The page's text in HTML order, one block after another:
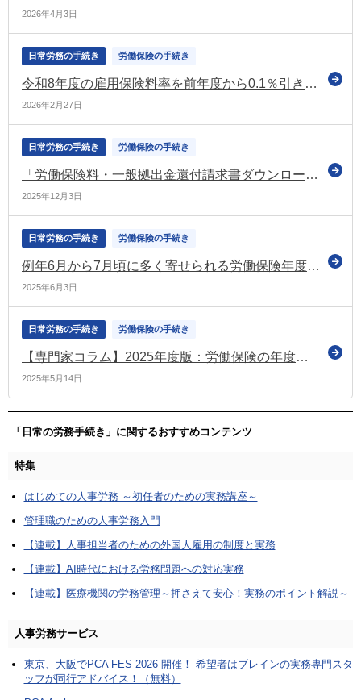
2026年4月3日
日常労務の手続き 労働保険の手続き
令和8年度の雇用保険料率を前年度から0.1％引き下げる案を盛り込んだ改正告示案の要綱を示す（労政審の雇用保険部会）
2026年2月27日
日常労務の手続き 労働保険の手続き
「労働保険料・一般拠出金還付請求書ダウンロード帳票」のレイアウト変更（厚労省）
2025年12月3日
日常労務の手続き 労働保険の手続き
例年6月から7月頃に多く寄せられる労働保険年度更新申告関連のお問合せについて（e-Govポータル）
2025年6月3日
日常労務の手続き 労働保険の手続き
【専門家コラム】2025年度版：労働保険の年度更新、やり方と注意点まとめ｜早めに準備してスムーズに！＜後編＞
2025年5月14日
「日常の労務手続き」に関するおすすめコンテンツ
特集
はじめての人事労務 ～初任者のための実務講座～
管理職のための人事労務入門
【連載】人事担当者のための外国人雇用の制度と実務
【連載】AI時代における労務問題への対応実務
【連載】医療機関の労務管理～押さえて安心！実務のポイント解説～
人事労務サービス
東京、大阪でPCA FES 2026 開催！ 希望者はブレインの実務専門スタ
ッフが同行アドバイス！（無料）